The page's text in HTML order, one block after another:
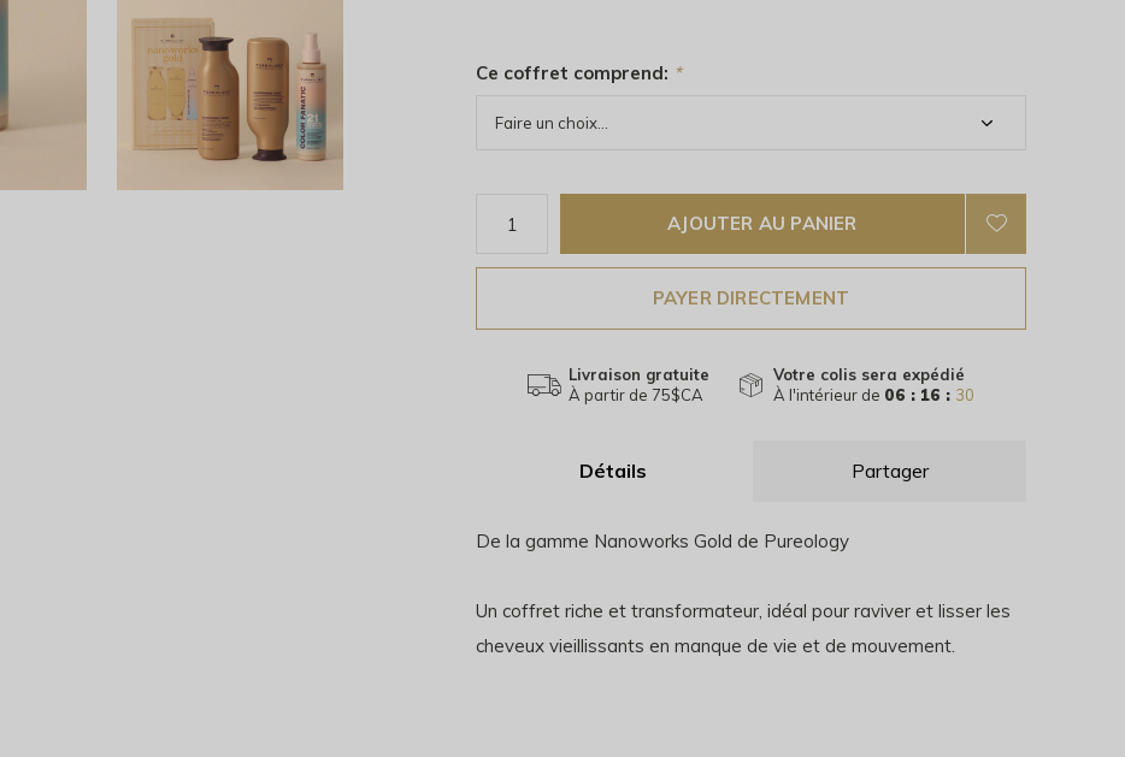
Ce coffret comprend: *
AJOUTER AU PANIER
PAYER DIRECTEMENT
Livraison gratuite
À partir de 75$CA
Votre colis sera expédié
À l'intérieur de 06 : 16 : 29
Détails Partager
De la gamme Nanoworks Gold de Pureology
Un coffret riche et transformateur, idéal pour raviver et lisser les
cheveux vieillissants en manque de vie et de mouvement.